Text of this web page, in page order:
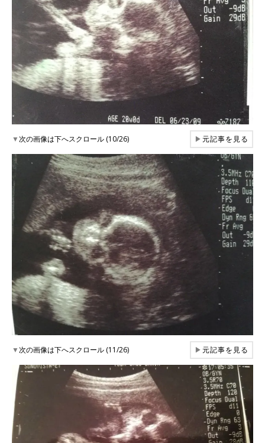
▼次の画像は下へスクロール (10/26) ▶元記事を見る
▼次の画像は下へスクロール (11/26) ▶元記事を見る